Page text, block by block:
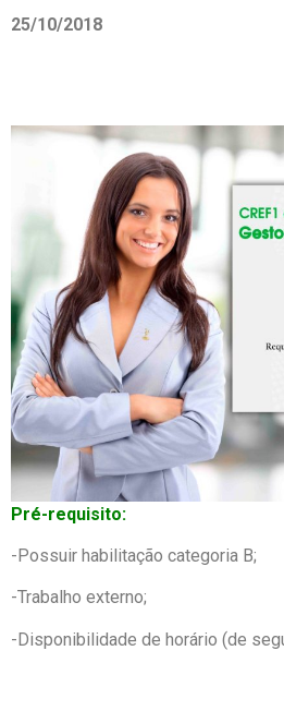
25/10/2018
Pré-requisito:
-Possuir habilitação categoria B;
-Trabalho externo;
-Disponibilidade de horário (de